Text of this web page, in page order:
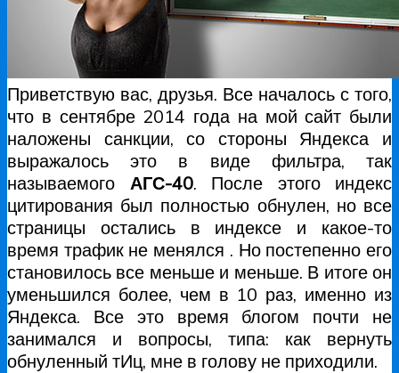
Приветствую вас, друзья. Все началось с того,
что в сентябре 2014 года на мой сайт были
наложены санкции, со стороны Яндекса и
выражалось это в виде фильтра, так
называемого АГС-40. После этого индекс
цитирования был полностью обнулен, но все
страницы остались в индексе и какое-то
время трафик не менялся . Но постепенно его
становилось все меньше и меньше. В итоге он
уменьшился более, чем в 10 раз, именно из
Яндекса. Все это время блогом почти не
занимался и вопросы, типа: как вернуть
обнуленный тИц, мне в голову не приходили.